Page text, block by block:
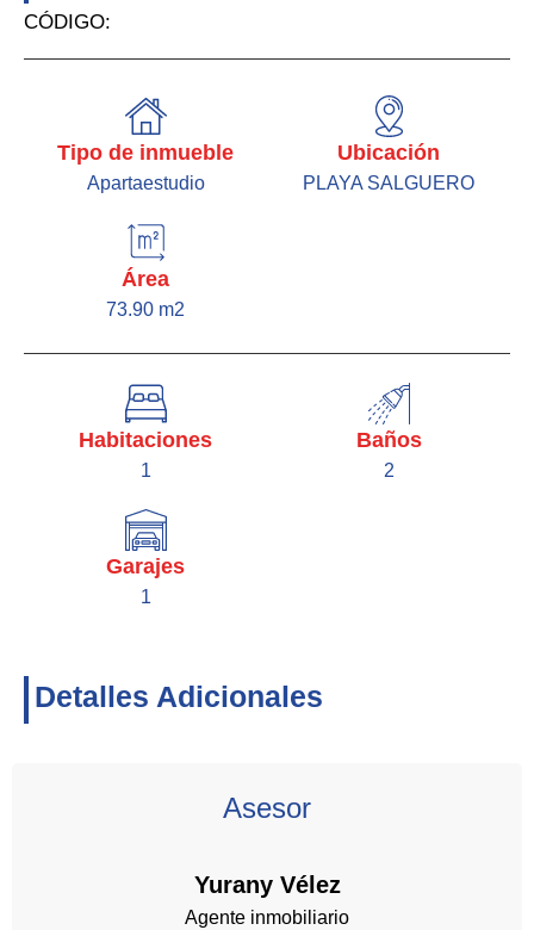
CÓDIGO:
Tipo de inmueble
Apartaestudio
Ubicación
PLAYA SALGUERO
Área
73.90 m2
Habitaciones
1
Baños
2
Garajes
1
Detalles Adicionales
Asesor
Yurany Vélez
Agente inmobiliario